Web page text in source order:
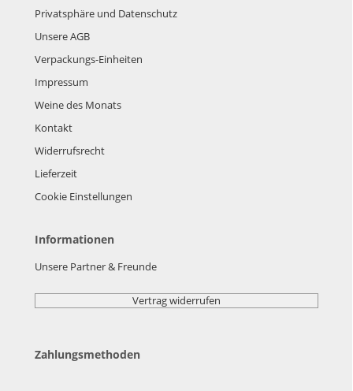
Privatsphäre und Datenschutz
Unsere AGB
Verpackungs-Einheiten
Impressum
Weine des Monats
Kontakt
Widerrufsrecht
Lieferzeit
Cookie Einstellungen
Informationen
Unsere Partner & Freunde
Vertrag widerrufen
Zahlungsmethoden